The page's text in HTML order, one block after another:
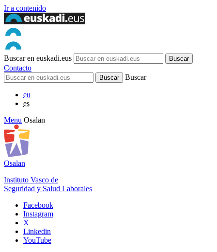
Ir a contenido
Buscar en euskadi.eus
Contacto
Buscar
eu
es
Menu Osalan
Osalan
Instituto Vasco de
Seguridad y Salud Laborales
Facebook
Instagram
X
Linkedin
YouTube